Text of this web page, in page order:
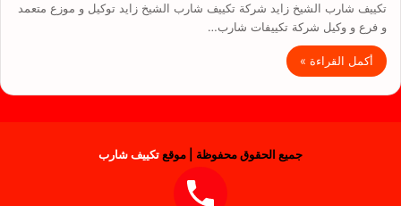
تكييف شارب الشيخ زايد شركة تكييف شارب الشيخ زايد توكيل و موزع متعمد
و فرع و وكيل شركة تكييفات شارب…
أكمل القراءة »
جميع الحقوق محفوظة | موقعتكييف شارب
فيسبوك